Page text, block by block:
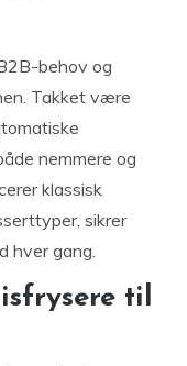
behov og
Takket være
nemmere og
klassisk
sikrer
hver gang.
til